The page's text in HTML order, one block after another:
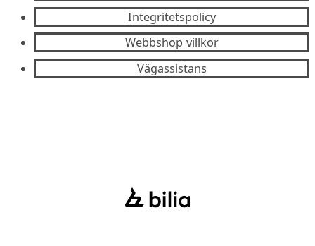
Integritetspolicy
Webbshop villkor
Vägassistans